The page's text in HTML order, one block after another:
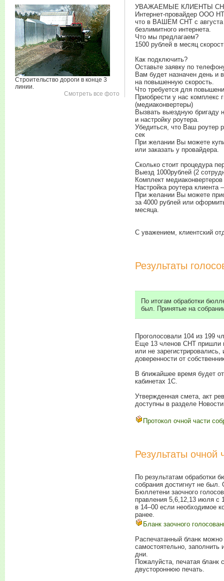
Строительство дороги в конце 3
линии.
Смотреть все фото
УВАЖАЕМЫЕ КЛИЕНТЫ
Интернет-провайдер ООО
что в ВАШЕМ СНТ с августа
безлимитного интернета.
Что мы предлагаем?
1500 рублей в месяц
Как подключить?
Оставьте заявку по
Вам будет назначен день и
на повышенную скорость.
Что требуется для
Приобрести у нас комплекс
(медиаконвертеры)
Вызвать выездную бригаду
и настройку роутера.
Убедиться, что Ваш роутер
сек
При желании Вы можете
или заказать у провайдера.
Сколько стоит процедура
Выезд 1000рублей (2
Комплект
Настройка роутера клиента
При желании Вы можете
за 4000 рублей или
месяца.
С уважением, клиентский
Результаты
По итогам обработки
был. Принятые на
Проголосовали 104 из 199
Еще 13 членов СНТ пришли
или не
доверенности от
В ближайшее время будет
кабинетах 1С.
Утвержденная смета, акт
доступны в разделе
Протокол очной части
Результаты очной
По результатам обработки
собрания достигнут не был.
Бюллетени заочного
правления 5,6,12,13 июля с
в 14–00 если необходимое
ранее.
Бланк заочного
Распечатанный бланк
самостоятельно,
дни.
Пожалуйста, печатая бланк
двустороннюю печать.